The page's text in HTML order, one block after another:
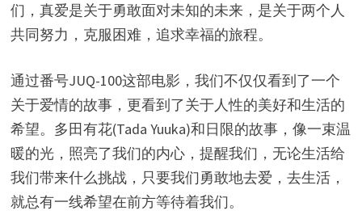
们，真爱是关于勇敢面对未知的未来，是关于两个人
共同努力，克服困难，追求幸福的旅程。
通过番号JUQ-100这部电影，我们不仅仅看到了一个
关于爱情的故事，更看到了关于人性的美好和生活的
希望。多田有花(Tada Yuuka)和日限的故事，像一束温
暖的光，照亮了我们的内心，提醒我们，无论生活给
我们带来什么挑战，只要我们勇敢地去爱，去生活，
就总有一线希望在前方等待着我们。